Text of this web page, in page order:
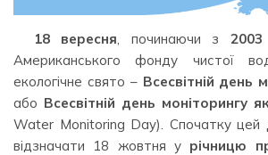
18 вересня, починаючи з
Американського фонду чистої
екологічне свято – Всесвітній день
або Всесвітній день моніторингу
Water Monitoring Day). Спочатку цей
відзначати 18 жовтня у річницю